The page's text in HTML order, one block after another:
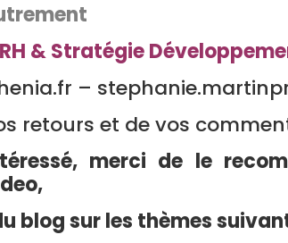
& Stratégie
–
retours et de vos
merci de le
,
blog sur les thèmes